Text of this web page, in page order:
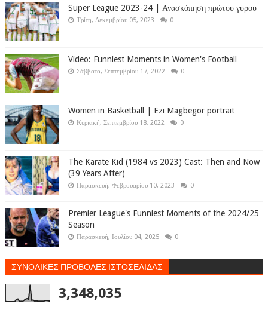
Super League 2023-24 | Ανασκόπηση πρώτου γύρου
Τρίτη, Δεκεμβρίου 05, 2023 0
Video: Funniest Moments in Women's Football
Σάββατο, Σεπτεμβρίου 17, 2022 0
Women in Basketball | Ezi Magbegor portrait
Κυριακή, Σεπτεμβρίου 18, 2022 0
The Karate Kid (1984 vs 2023) Cast: Then and Now
(39 Years After)
Παρασκευή, Φεβρουαρίου 10, 2023 0
Premier League's Funniest Moments of the 2024/25
Season
Παρασκευή, Ιουλίου 04, 2025 0
ΣΥΝΟΛΙΚΕΣ ΠΡΟΒΟΛΕΣ ΙΣΤΟΣΕΛΙΔΑΣ
3,348,035